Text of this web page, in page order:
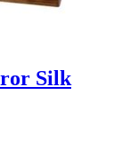
Silk